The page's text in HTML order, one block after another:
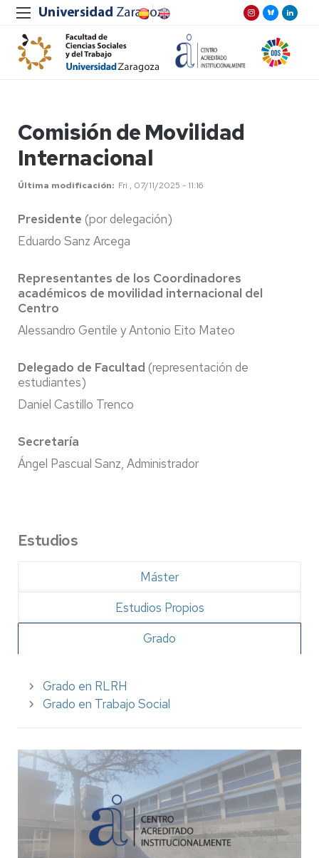
Comisión de Movilidad
Internacional
Última modificación Fri , 07/11/2025 - 11:16
Presidente (por delegación)
Eduardo Sanz Arcega
Representantes de los Coordinadores
académicos de movilidad internacional del
Centro
Alessandro Gentile y Antonio Eito Mateo
Delegado de Facultad (representación de
estudiantes)
Daniel Castillo Trenco
Secretaría
Ángel Pascual Sanz, Administrador
Estudios
Grado
Máster
Estudios Propios
Grado en RLRH
Grado en Trabajo Social